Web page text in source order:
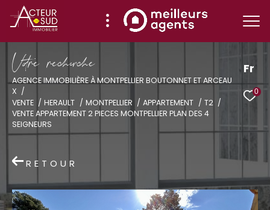
Fr
0
Vore recece
AGENCE IMMOBILIÈRE À MONTPELLIER BOUTONNET ET ARCEAU
X
VENTE
HERAULT MONTPELLIER APPARTEMENT
T2
VENTE APPARTEMENT 2 PIECES MONTPELLIER PLAN DES 4
SEIGNEURS
RETOUR
Effectuer une recherche
et trouver le bien qui correspond à vos
critères
Type